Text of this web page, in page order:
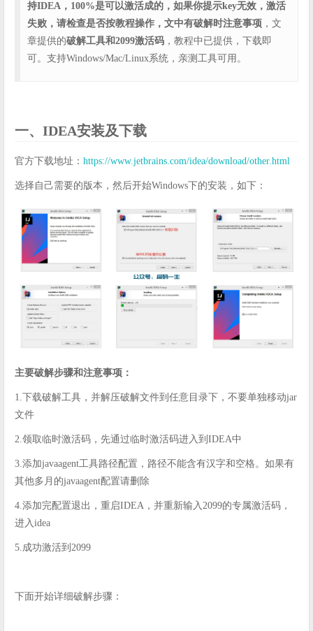
持IDEA，100%是可以激活成的，如果你提示key无效，激活
失败，请检查是否按教程操作，文中有破解时注意事项 ，文
章提供的破解工具和2099激活码 ，教程中已提供，下载即
可。支持Windows/Mac/Linux系统，亲测工具可用。
一、IDEA安装及下载
官方下载地址： https://www.jetbrains.com/idea/download/other.html
选择自己需要的版本，然后开始Windows下的安装，如下：
主要破解步骤和注意事项：
1.下载破解工具，并解压破解文件到任意目录下，不要单独移动jar
文件
2.领取临时激活码，先通过临时激活码进入到IDEA中
3.添加javaagent工具路径配置，路径不能含有汉字和空格。如果有
其他多月的javaagent配置请删除
4.添加完配置退出，重启IDEA，并重新输入2099的专属激活码，
进入idea
5.成功激活到2099
下面开始详细破解步骤：